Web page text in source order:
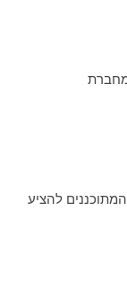
המתוכננים להציע